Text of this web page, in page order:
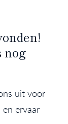
nog
uit voor
ervaar